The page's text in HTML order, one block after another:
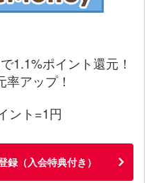
1.1%ポイント還元！
アップ！
ント=1円
録（入会特典付き）